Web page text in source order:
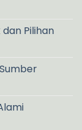
Pilihan